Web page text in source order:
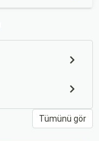
Tümünü gör